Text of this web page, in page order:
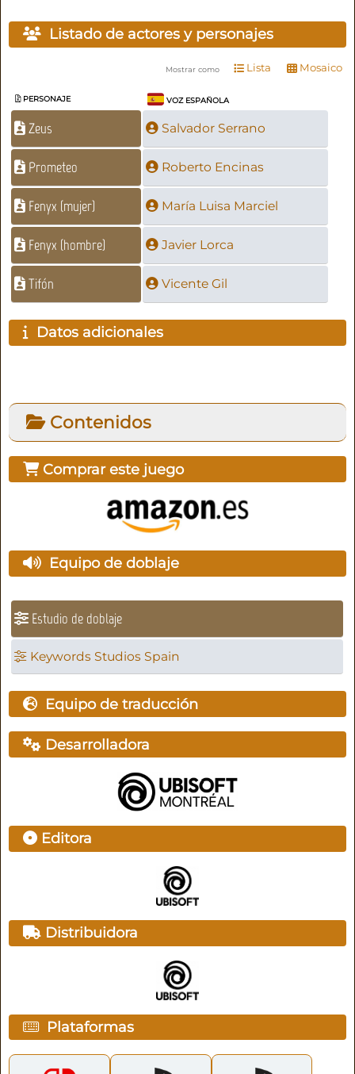
Listado de actores y personajes
Mostrar como Lista Mosaico
PERSONAJE VOZ ESPAÑOLA
Zeus Salvador Serrano
Prometeo Roberto Encinas
Fenyx (mujer) María Luisa Marciel
Fenyx (hombre) Javier Lorca
Tifón Vicente Gil
Datos adicionales
Contenidos
Comprar este juego
Equipo de doblaje
Estudio de doblaje
Keywords Studios Spain
Equipo de traducción
Desarrolladora
Editora
Distribuidora
Plataformas